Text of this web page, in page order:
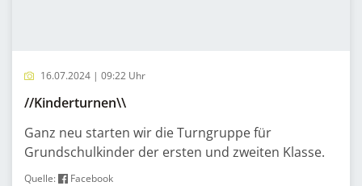
16.07.2024 | 09:22 Uhr
//Kinderturnen\\
Ganz neu starten wir die Turngruppe für
Grundschulkinder der ersten und zweiten Klasse.
Quelle: Facebook